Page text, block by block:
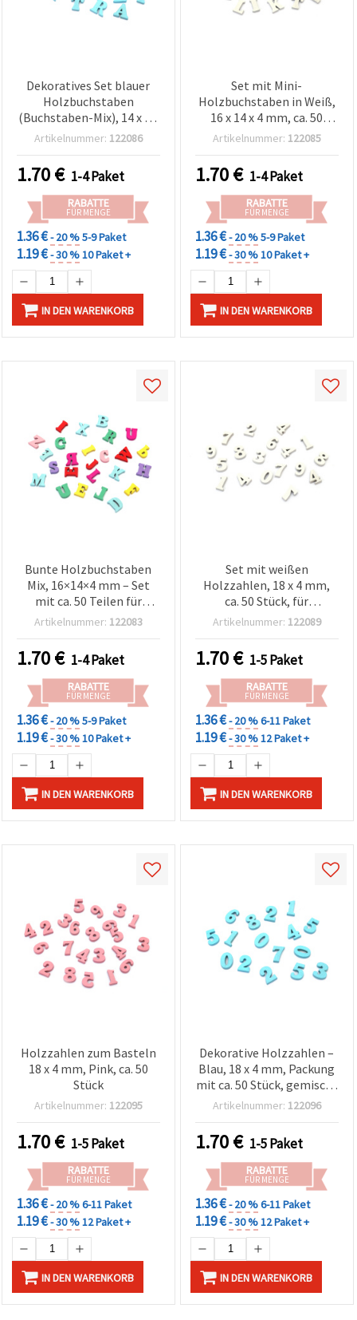
Dekoratives Set blauer
Holzbuchstaben
(Buchstaben-Mix), 14 x 4 x
3,5 mm, ca. 50 Stk. – für
Scrapbooking,
Kartenbasteln & DIY-
Projekte
Artikelnummer: 122086
1.70€ 1-4 Paket
RABATTE
FÜR MENGE
1.36 €- 20 %5-9 Paket
1.19 €- 30 %10 Paket +
IN DEN WARENKORB
Set mit Mini-
Holzbuchstaben in Weiß,
16 x 14 x 4 mm, ca. 50
Stück, gemischt – für
Scrapbooking,
personalisierte
Beschriftungen & DIY-
Projekte
Artikelnummer: 122085
1.70€ 1-4 Paket
RABATTE
FÜR MENGE
1.36 €- 20 %5-9 Paket
1.19 €- 30 %10 Paket +
IN DEN WARENKORB
Bunte Holzbuchstaben
Mix, 16×14×4 mm – Set
mit ca. 50 Teilen für
kreative Bastel- & DIY-
Artikelnummer: 122083
1.70€ 1-4 Paket
RABATTE
FÜR MENGE
1.36 €- 20 %5-9 Paket
1.19 €- 30 %10 Paket +
IN DEN WARENKORB
Set mit weißen
Holzzahlen, 18 x 4 mm,
ca. 50 Stück, für
Dekoration,
& DIY-Projekte
Artikelnummer: 122089
1.70€ 1-5 Paket
RABATTE
FÜR MENGE
1.36 €- 20 %6-11 Paket
1.19 €- 30 %12 Paket +
IN DEN WARENKORB
Holzzahlen zum Basteln
18 x 4 mm, Pink, ca. 50
Stück
Artikelnummer: 122095
1.70€ 1-5 Paket
RABATTE
FÜR MENGE
1.36 €- 20 %6-11 Paket
1.19 €- 30 %12 Paket +
IN DEN WARENKORB
Dekorative Holzzahlen –
Blau, 18 x 4 mm, Packung
mit ca. 50 Stück, gemischt
– für Deko, Basteln, DIY &
Artikelnummer: 122096
1.70€ 1-5 Paket
RABATTE
FÜR MENGE
1.36 €- 20 %6-11 Paket
1.19 €- 30 %12 Paket +
IN DEN WARENKORB